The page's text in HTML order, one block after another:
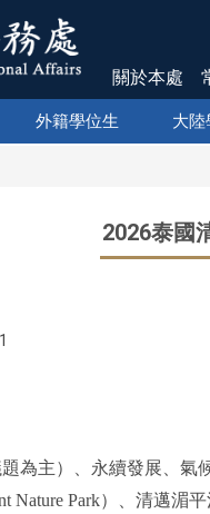
關於本處
外籍學位生 大陸
2026泰國
為主）、永續發展、氣
Nature Park）、清邁湄